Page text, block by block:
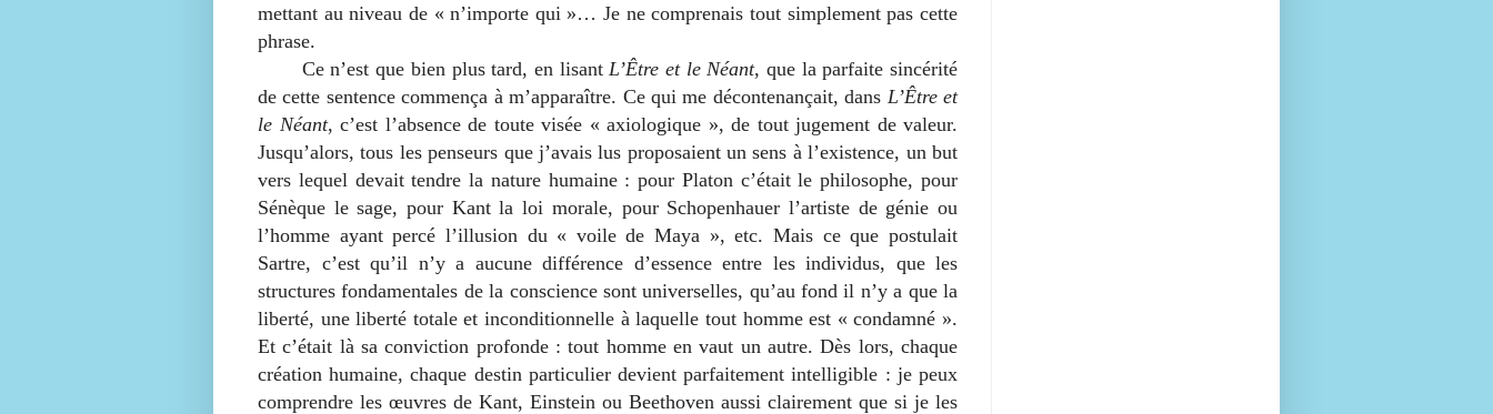
mettant au niveau de « n’importe qui »… Je ne comprenais tout simplement pas cette
phrase.
Ce n’est que bien plus tard, en lisant L’Être et le Néant, que la parfaite sincérité
de cette sentence commença à m’apparaître. Ce qui me décontenançait, dans L’Être et
le Néant, c’est l’absence de toute visée « axiologique », de tout jugement de valeur.
Jusqu’alors, tous les penseurs que j’avais lus proposaient un sens à l’existence, un but
vers lequel devait tendre la nature humaine : pour Platon c’était le philosophe, pour
Sénèque le sage, pour Kant la loi morale, pour Schopenhauer l’artiste de génie ou
l’homme ayant percé l’illusion du « voile de Maya », etc. Mais ce que postulait
Sartre, c’est qu’il n’y a aucune différence d’essence entre les individus, que les
structures fondamentales de la conscience sont universelles, qu’au fond il n’y a que la
liberté, une liberté totale et inconditionnelle à laquelle tout homme est « condamné ».
Et c’était là sa conviction profonde : tout homme en vaut un autre. Dès lors, chaque
création humaine, chaque destin particulier devient parfaitement intelligible : je peux
comprendre les œuvres de Kant, Einstein ou Beethoven aussi clairement que si je les